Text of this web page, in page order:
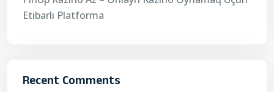
Etibarlı Platforma
Recent Comments